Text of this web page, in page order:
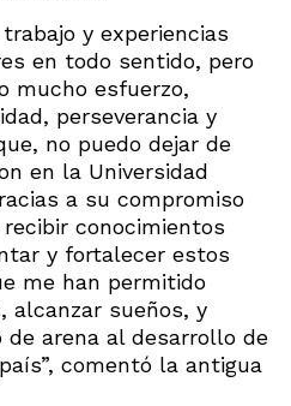
y experiencias
en todo sentido, pero
mucho esfuerzo,
perseverancia y
no puedo dejar de
en la Universidad
a su compromiso
conocimientos
y fortalecer estos
me han permitido
alcanzar sueños, y
arena al desarrollo de
comentó la antigua